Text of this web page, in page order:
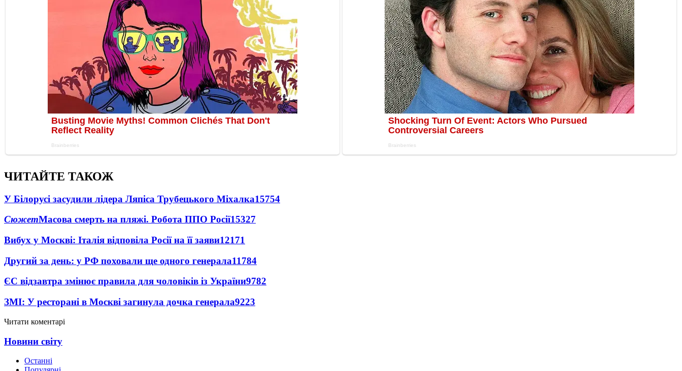
ЧИТАЙТЕ ТАКОЖ
У Білорусі засудили лідера Ляпіса Трубецького Міхалка15754
СюжетМасова смерть на пляжі. Робота ППО Росії15327
Вибух у Москві: Італія відповіла Росії на її заяви12171
Другий за день: у РФ поховали ще одного генерала11784
ЄС відзавтра змінює правила для чоловіків із України9782
ЗМІ: У ресторані в Москві загинула дочка генерала9223
Читати коментарі
Новини світу
Останні